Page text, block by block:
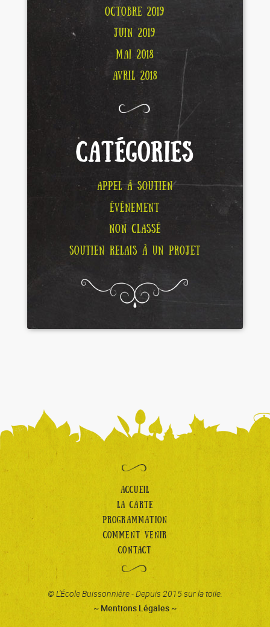
OCTOBRE 2019
JUIN 2019
MAI 2018
AVRIL 2018
CATÉGORIES
APPEL À SOUTIEN
ÉVÉNEMENT
NON CLASSÉ
SOUTIEN RELAIS À UN PROJET
ACCUEIL
LA CARTE
PROGRAMMATION
COMMENT VENIR
CONTACT
© L'École Buissonnière - Depuis 2015 sur la toile.
~ Mentions Légales ~